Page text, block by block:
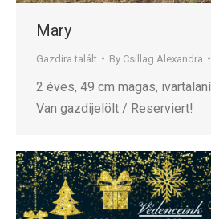
Mary
Gazdira talált By Csillag Alexandra
2 éves, 49 cm magas,
Van gazdijelölt / Reserviert!